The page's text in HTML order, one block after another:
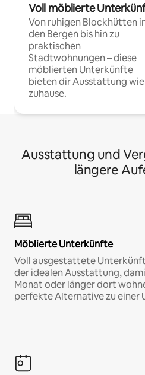
Voll möblierte
Von ruhigen Blockhütten
den Bergen bis hin zu
praktischen
Stadtwohnungen – diese
möblierten Unterkünfte
bieten dir Ausstattung wie
zuhause.
Ausstattung und
längere
Möblierte Unterkünfte
Voll ausgestattete
der idealen Ausstattung,
Monat oder länger dort
perfekte Alternative zu einer